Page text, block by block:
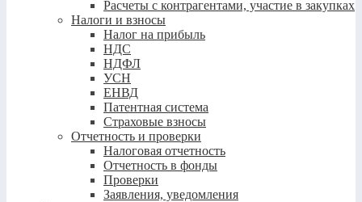
Расчеты с контрагентами, участие в закупках
Налоги и взносы
Налог на прибыль
НДС
НДФЛ
УСН
ЕНВД
Патентная система
Страховые взносы
Отчетность и проверки
Налоговая отчетность
Отчетность в фонды
Проверки
Заявления, уведомления